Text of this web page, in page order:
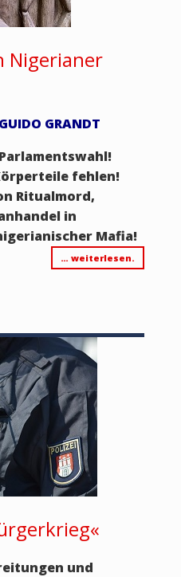
Nigerianer
GRANDT
fehlen!
Ritualmord,
in
Mafia!
… weiterlesen.
und